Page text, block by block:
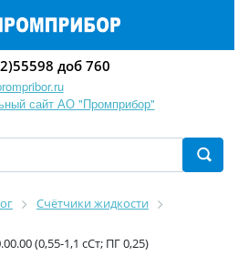
доб 760
сайт АО "Промприбор"
Счётчики жидкости
(0,55-1,1 сСт; ПГ 0,25)